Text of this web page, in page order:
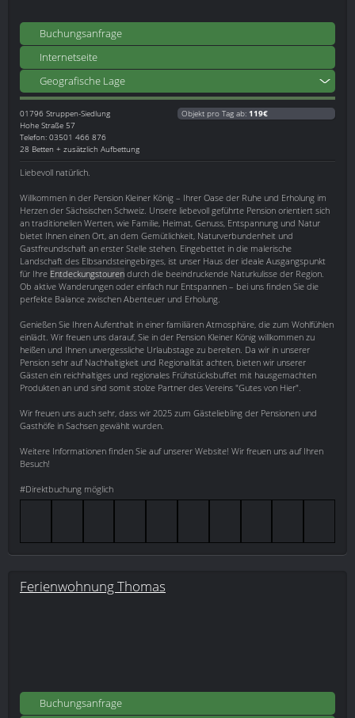
Buchungsanfrage
Internetseite
Geografische Lage
01796 Struppen-Siedlung
Hohe Straße 57
Telefon: 03501 466 876
28 Betten + zusätzlich Aufbettung
Objekt pro Tag ab: 119€
Liebevoll natürlich.
Willkommen in der Pension Kleiner König – Ihrer Oase der Ruhe und Erholung im
Herzen der Sächsischen Schweiz. Unsere liebevoll geführte Pension orientiert sich
an traditionellen Werten, wie Familie, Heimat, Genuss, Entspannung und Natur
bietet Ihnen einen Ort, an dem Gemütlichkeit, Naturverbundenheit und
Gastfreundschaft an erster Stelle stehen. Eingebettet in die malerische
Landschaft des Elbsandsteingebirges, ist unser Haus der ideale Ausgangspunkt
für Ihre Entdeckungstouren durch die beeindruckende Naturkulisse der Region.
Ob aktive Wanderungen oder einfach nur Entspannen – bei uns finden Sie die
perfekte Balance zwischen Abenteuer und Erholung.
Genießen Sie Ihren Aufenthalt in einer familiären Atmosphäre, die zum Wohlfühlen
einlädt. Wir freuen uns darauf, Sie in der Pension Kleiner König willkommen zu
heißen und Ihnen unvergessliche Urlaubstage zu bereiten. Da wir in unserer
Pension sehr auf Nachhaltigkeit und Regionalität achten, bieten wir unserer
Gästen ein reichhaltiges und regionales Frühstücksbuffet mit hausgemachten
Produkten an und sind somit stolze Partner des Vereins "Gutes von Hier".
Wir freuen uns auch sehr, dass wir 2025 zum Gästeliebling der Pensionen und
Gasthöfe in Sachsen gewählt wurden.
Weitere Informationen finden Sie auf unserer Website! Wir freuen uns auf Ihren
Besuch!
#Direktbuchung möglich
Ferienwohnung Thomas
Buchungsanfrage